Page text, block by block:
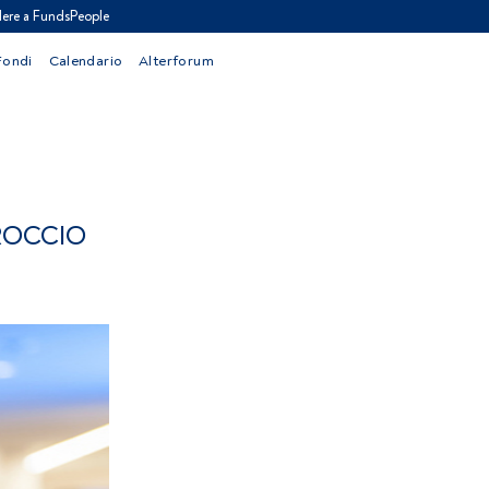
a FundsPeople
Calendario Alterforum